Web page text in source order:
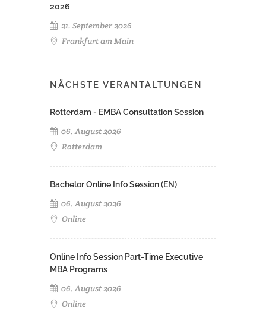
2026
21. September 2026
Frankfurt am Main
NÄCHSTE VERANTALTUNGEN
Rotterdam - EMBA Consultation Session
06. August 2026
Rotterdam
Bachelor Online Info Session (EN)
06. August 2026
Online
Online Info Session Part-Time Executive
MBA Programs
06. August 2026
Online